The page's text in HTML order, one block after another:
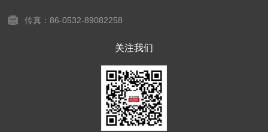
传真：86-0532-89082258
关注我们